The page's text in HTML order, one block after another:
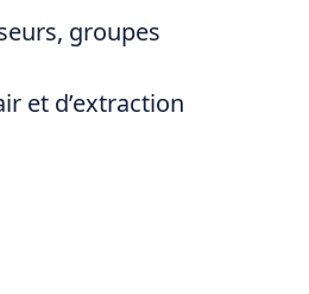
groupes
et d’extraction